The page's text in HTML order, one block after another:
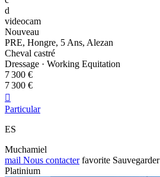
d
videocam
Nouveau
PRE, Hongre, 5 Ans, Alezan
Cheval castré
Dressage · Working Equitation
7 300 €
7 300 €

Particular
ES
Muchamiel
mail Nous contacter favorite Sauvegarder
Platinium